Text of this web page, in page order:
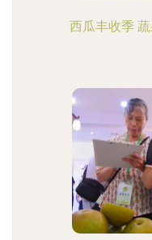
西瓜丰收季